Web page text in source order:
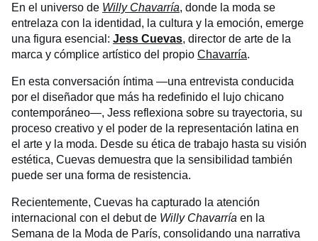
En el universo de Willy Chavarría, donde la moda se
entrelaza con la identidad, la cultura y la emoción, emerge
una figura esencial: Jess Cuevas, director de arte de la
marca y cómplice artístico del propio Chavarría.
En esta conversación íntima —una entrevista conducida
por el diseñador que más ha redefinido el lujo chicano
contemporáneo—, Jess reflexiona sobre su trayectoria, su
proceso creativo y el poder de la representación latina en
el arte y la moda. Desde su ética de trabajo hasta su visión
estética, Cuevas demuestra que la sensibilidad también
puede ser una forma de resistencia.
Recientemente, Cuevas ha capturado la atención
internacional con el debut de Willy Chavarría en la
Semana de la Moda de París, consolidando una narrativa